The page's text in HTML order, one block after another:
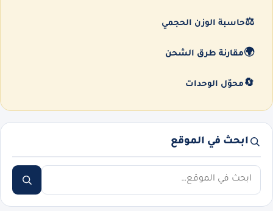
⚖️حاسبة الوزن الحجمي
🌍مقارنة طرق الشحن
🔄 محوّل الوحدات
ابحث في الموقع
ابحث